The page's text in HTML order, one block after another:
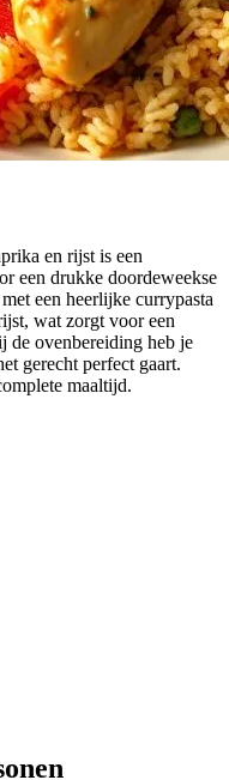
en rijst is een
een drukke doordeweekse
een heerlijke currypasta
wat zorgt voor een
de ovenbereiding heb je
gerecht perfect gaart.
maaltijd.